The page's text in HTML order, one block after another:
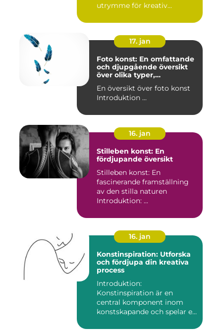
utrymme för kreativ...
17. jan
Foto konst: En omfattande
och djupgående översikt
över olika typer,
aspekter
En översikt över foto konst
Introduktion ...
16. jan
Stilleben konst: En
fördjupande översikt
Stilleben konst: En
fascinerande framställning
av den stilla naturen
Introduktion: ...
16. jan
Konstinspiration: Utforska
och fördjupa din kreativa
process
Introduktion:
Konstinspiration är en
central komponent inom
konstskapande och spelar en